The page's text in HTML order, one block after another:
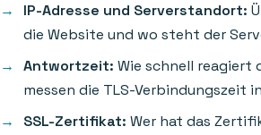
IP-Adresse und Serverstandort:
die Website und wo steht der
Antwortzeit: Wie schnell reagiert
messen die TLS-Verbindungszeit
SSL-Zertifikat: Wer hat das